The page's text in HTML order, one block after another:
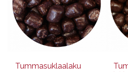
Tummasuklaalaku
muunnelma.
Voit
tehdä
valinnat
sivulla.
Voit
tehdä